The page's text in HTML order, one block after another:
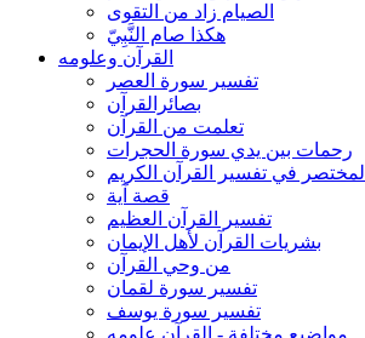
الصيام زاد من التقوى
هكذا صام النَّبِيّ
القرآن وعلومه
تفسير سورة العصر
بصائرالقرآن
تعلمت من القرآن
رحمات بين يدي سورة الحجرات
المختصر في تفسير القرآن الكريم
قصة آية
تفسير القرآن العظيم
بشريات القرآن لأهل الإيمان
من وحي القرآن
تفسير سورة لقمان
تفسير سورة يوسف
مواضيع مختلفة - القرآن علومه